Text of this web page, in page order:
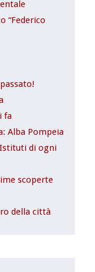
“Federico
fa
Alba Pompeia
Istituti di ogni
scoperte
della città